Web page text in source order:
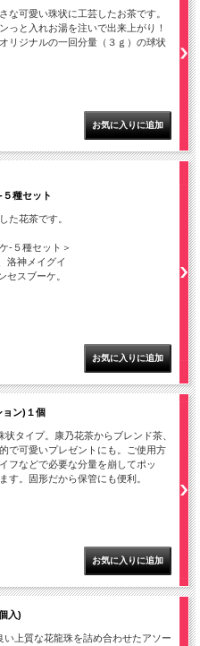
な可愛い珠状に工芸したお茶です。
っと入れお湯を注いで出来上がり！
リジナルの一回分量（３ｇ）の球状
種セット
た花茶です。
-５種セット＞
洛神メイグイ
セスブーケ。
ョン)１個
状タイプ。康乃花茶からブレンド茶、
で可愛いプレゼントにも。ご使用方
フなどで必要な分量を崩してポッ
す。固形だから保管にも便利。
入)
い上質な花龍珠を詰め合わせたアソー